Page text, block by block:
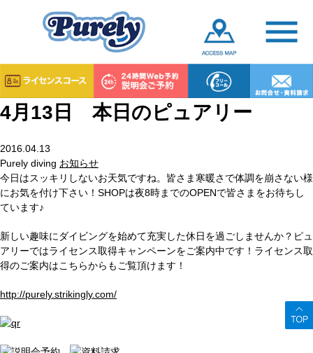
4月13日 本日のピュアリー
2016.04.13
Purely diving お知らせ
今日はスッキリしないお天気ですね。皆さま寒暖さで体調を崩さない様
にお気を付け下さい！SHOPは夜8時までのOPENで皆さまをお待ちし
ています♪
新しい趣味にダイビングを始めて充実した休日を過ごしませんか？ピュ
アリーではライセンス取得キャンペーンをご案内中です！ライセンス取
得のご案内はこちらからもご覧頂けます！
http://purely.strikingly.com/